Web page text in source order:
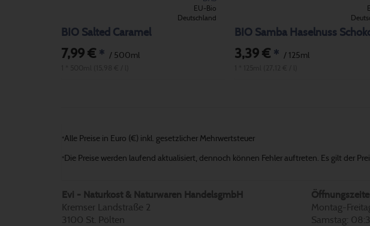
EU-Bio
Deutschland
BIO Salted Caramel
7,99 € * / 500ml 3,39 €* / 125ml
*Alle Preise in Euro (€) inkl. gesetzlicher Mehrwertsteuer
* Die Preise werden laufend aktualisiert, dennoch können Fehler auftreten. Es gilt der
Evi - Naturkost & Naturwaren HandelsgmbH
Kremser Landstraße 2
3100 St. Pölten
Montag-
Samstag: